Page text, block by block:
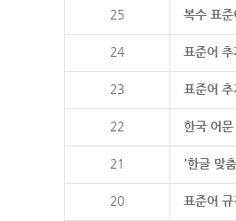
25 복수 표
24 표준어
23 표준어
22 한국 어
21 '한글 맞
20 표준어